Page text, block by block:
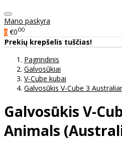
Mano paskyra
0 €000
Prekių krepšelis tuščias!
Pagrindinis
Galvosūkiai
V-Cube kubai
Galvosūkis V-Cube 3
Galvosūkis V-
Animals